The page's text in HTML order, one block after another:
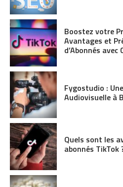
Boostez votre
Avantages et
d’Abonnés avec
Fygostudio :
Audiovisuelle à
Quels sont les
abonnés TikTok